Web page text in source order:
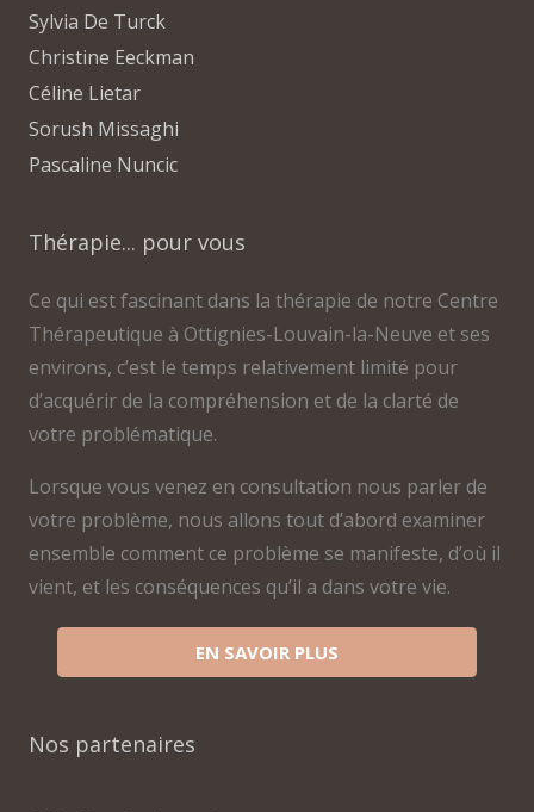
Sylvia De Turck
Christine Eeckman
Céline Lietar
Sorush Missaghi
Pascaline Nuncic
Thérapie... pour vous
Ce qui est fascinant dans la thérapie de notre Centre
Thérapeutique à Ottignies-Louvain-la-Neuve et ses
environs, c’est le temps relativement limité pour
d’acquérir de la compréhension et de la clarté de
votre problématique.
Lorsque vous venez en consultation nous parler de
votre problème, nous allons tout d’abord examiner
ensemble comment ce problème se manifeste, d’où il
vient, et les conséquences qu’il a dans votre vie.
EN SAVOIR PLUS
Nos partenaires